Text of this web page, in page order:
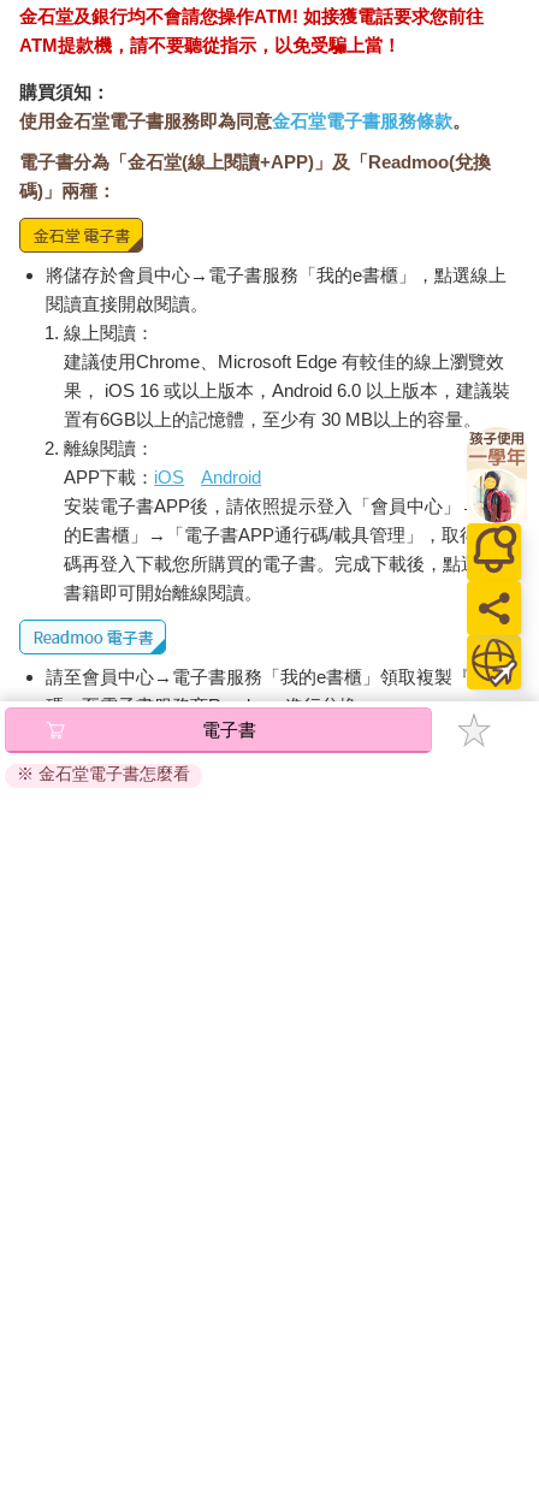
金石堂及銀行均不會請您操作ATM! 如接獲電話要求您前往
ATM提款機，請不要聽從指示，以免受騙上當！
購買須知：
使用金石堂電子書服務即為同意金石堂電子書服務條款。
電子書分為「金石堂(線上閱讀+APP)」及「Readmoo(兌換
碼)」兩種：
將儲存於會員中心→電子書服務「我的e書櫃」，點選線上
閱讀直接開啟閱讀。
線上閱讀：
建議使用Chrome、Microsoft Edge 有較佳的線上瀏覽效
果， iOS 16 或以上版本，Android 6.0 以上版本，建議裝
置有6GB以上的記憶體，至少有 30 MB以上的容量。
離線閱讀：
APP下載： iOS
Android
安裝電子書APP後，請依照提示登入「會員中心」→「我
的E書櫃」→「電子書APP通行碼/載具管理」，取得通行
碼再登入下載您所購買的電子書。完成下載後，點選任一
書籍即可開始離線閱讀。
請至會員中心→電子書服務「我的e書櫃」領取複製『兌換
碼』至電子書服務商Readmoo進行兌換。
退換貨須知：
因版權保護，您在金石堂所購買的電子書僅能以金石堂專屬
電子書
※ 金石堂電子書怎麼看